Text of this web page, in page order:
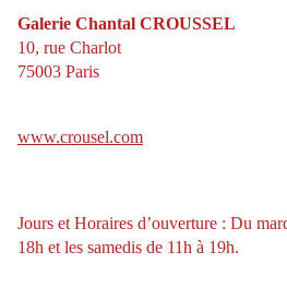
Galerie Chantal CROUSSEL
10, rue Charlot
75003 Paris
www.crousel.com
Jours et Horaires d’ouverture : Du
18h et les samedis de 11h à 19h.